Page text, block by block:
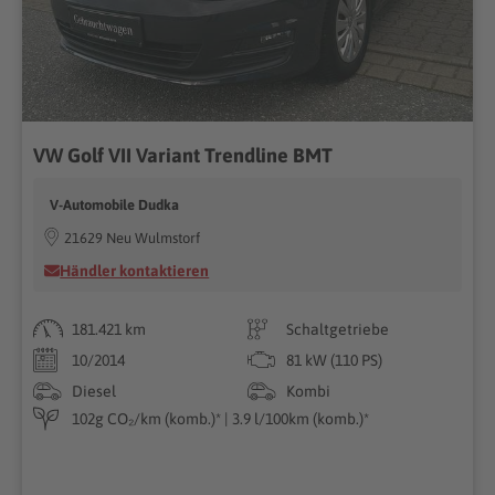
VW Golf VII Variant Trendline BMT
V-Automobile Dudka
21629 Neu Wulmstorf
Händler kontaktieren
181.421 km
Schaltgetriebe
10/2014
81 kW (110 PS)
Diesel
Kombi
102g CO₂/km (komb.)* | 3.9 l/100km (komb.)*